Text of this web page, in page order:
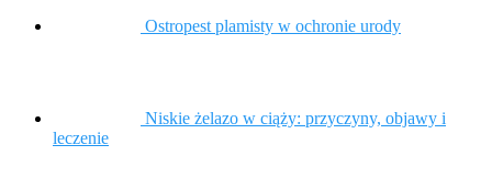
Ostropest plamisty w ochronie urody
Niskie żelazo w ciąży: przyczyny, objawy i
leczenie